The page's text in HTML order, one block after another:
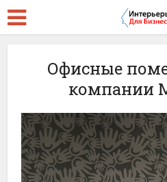
Офисные
компании